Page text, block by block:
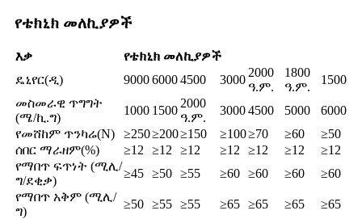
የቴክኒክ መለኪያዎች
እቃ
የቴክኒክ መለኪያዎች
ዴኒየር(ዲ)
900060004500 3000
2000
ዓ.ም.
1800
ዓ.ም.
1500
መስመራዊ ጥግግት
(ሜ/ኪ.ግ)
1000 1500
2000
ዓ.ም.
30004500 5000
6000
የመሸከም ጥንካሬ(N)
≥250≥200≥150 ≥100≥70 ≥60
≥50
ሰበር ማራዘም(%)
≥12 ≥12 ≥12 ≥12 ≥12 ≥12
≥12
የማበጥ ፍጥነት (ሚሊ/
ግ/ደቂቃ)
≥45 ≥50 ≥55 ≥60 ≥60 ≥60
≥60
የማበጥ አቅም (ሚሊ/
ግ)
≥50 ≥55 ≥55 ≥65 ≥65 ≥65
≥65